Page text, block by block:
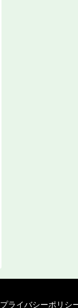
プライバシーポリシ